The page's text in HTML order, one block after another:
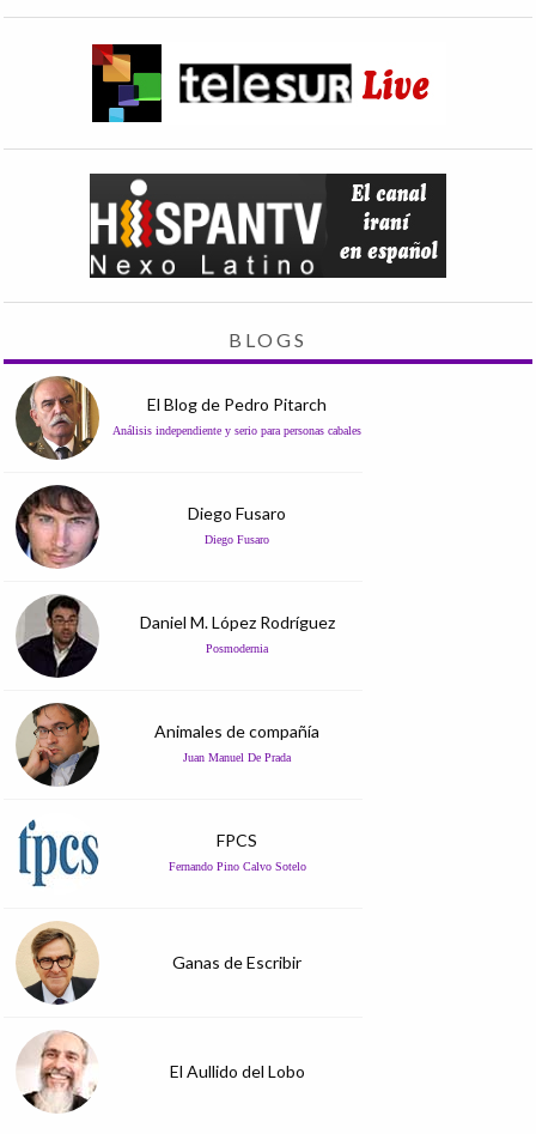
BLOGS
El Blog de Pedro Pitarch
Análisis independiente y serio para personas cabales
Diego Fusaro
Diego Fusaro
Daniel M. López Rodríguez
Posmodernia
Animales de compañía
Juan Manuel De Prada
FPCS
Fernando Pino Calvo Sotelo
Ganas de Escribir
El Aullido del Lobo